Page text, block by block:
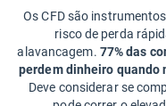
Os CFD são
risco de perda
alavancagem. 77% das
perdem dinheiro quando
Deve considerar se